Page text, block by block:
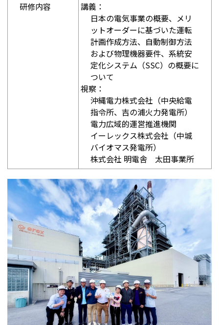
研修内容
講義：
日本の電気事業の概要、メリ
ットオーダーに基づいた運転
計画作成方法、自動制御方法
および物理機器要件、系統安
定化システム（SSC）の概要に
ついて
視察：
沖縄電力株式会社（中央給電
指令所、吉の浦火力発電所）
電力広域的運営推進機関
イーレックス株式会社（中城
バイオマス発電所）
株式会社 明電舎 太田事業所